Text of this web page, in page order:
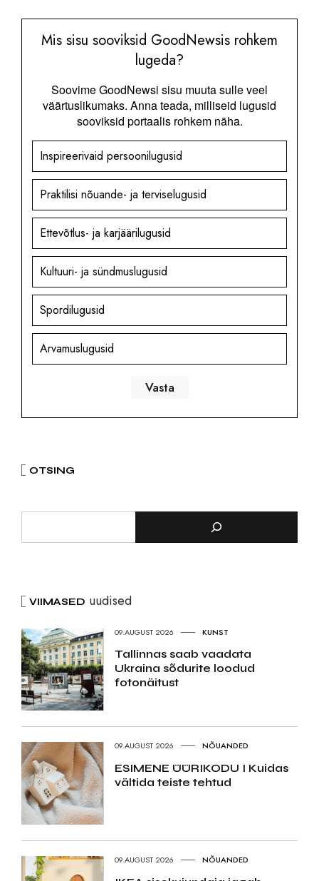
Mis sisu sooviksid GoodNewsis rohkem
lugeda?
Soovime GoodNewsi sisu muuta sulle veel
väärtuslikumaks. Anna teada, milliseid lugusid
sooviksid portaalis rohkem näha.
Inspireerivaid persoonilugusid
Praktilisi nõuande- ja terviselugusid
Ettevõtlus- ja karjäärilugusid
Kultuuri- ja sündmuslugusid
Spordilugusid
Arvamuslugusid
OTSING
VIIMASED uudised
09.AUGUST 2026 KUNST
Tallinnas saab vaadata
Ukraina sõdurite loodud
fotonäitust
09.AUGUST 2026 NÕUANDED
ESIMENE ÜÜRIKODU I Kuidas
vältida teiste tehtud
09.AUGUST 2026 NÕUANDED